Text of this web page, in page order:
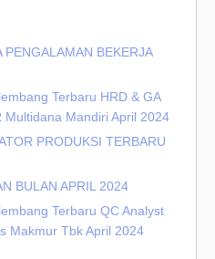
PENGALAMAN BEKERJA
Terbaru HRD & GA
Multidana Mandiri April 2024
PRODUKSI TERBARU
BULAN APRIL 2024
Terbaru QC Analyst
Makmur Tbk April 2024